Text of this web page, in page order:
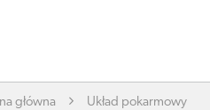
główna Układ pokarmowy